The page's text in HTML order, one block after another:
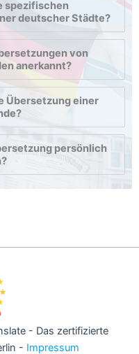
spezifischen
deutscher Städte?
von
anerkannt?
Übersetzung einer
persönlich
- Das zertifizierte
- Impressum